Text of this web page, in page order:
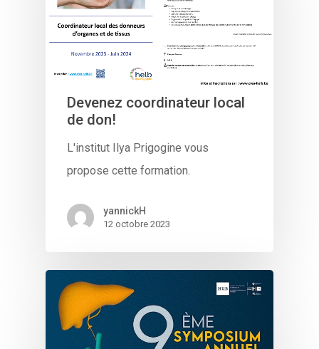
Devenez coordinateur local
de don!
L'institut Ilya Prigogine vous
propose cette formation.
yannickH
12 octobre 2023